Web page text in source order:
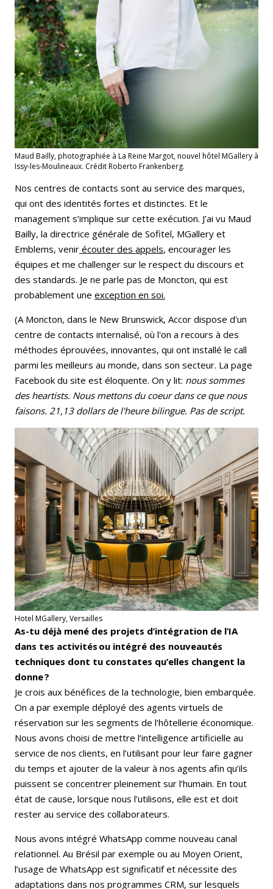
Maud Bailly, photographiée à La Reine Margot, nouvel hôtel MGallery à
Issy-les-Moulineaux. Crédit Roberto Frankenberg.
Nos centres de contacts sont au service des marques,
qui ont des identités fortes et distinctes. Et le
management s’implique sur cette exécution. J’ai vu Maud
Bailly, la directrice générale de Sofitel, MGallery et
Emblems, venir écouter des appels, encourager les
équipes et me challenger sur le respect du discours et
des standards. Je ne parle pas de Moncton, qui est
probablement une exception en soi.
(A Moncton, dans le New Brunswick, Accor dispose d'un
centre de contacts internalisé, où l'on a recours à des
méthodes éprouvées, innovantes, qui ont installé le call
parmi les meilleurs au monde, dans son secteur. La page
Facebook du site est éloquente. On y lit: nous sommes
des heartists. Nous mettons du coeur dans ce que nous
faisons. 21,13 dollars de l'heure bilingue. Pas de script.
Hotel MGallery, Versailles
As-tu déjà mené des projets d’intégration de l’IA
dans tes activités ou intégré des nouveautés
techniques dont tu constates qu’elles changent la
donne ?
Je crois aux bénéfices de la technologie, bien embarquée.
On a par exemple déployé des agents virtuels de
réservation sur les segments de l’hôtellerie économique.
Nous avons choisi de mettre l’intelligence artificielle au
service de nos clients, en l’utilisant pour leur faire gagner
du temps et ajouter de la valeur à nos agents afin qu’ils
puissent se concentrer pleinement sur l’humain. En tout
état de cause, lorsque nous l’utilisons, elle est et doit
rester au service des collaborateurs.
Nous avons intégré WhatsApp comme nouveau canal
relationnel. Au Brésil par exemple ou au Moyen Orient,
l’usage de WhatsApp est significatif et nécessite des
adaptations dans nos programmes CRM, sur lesquels